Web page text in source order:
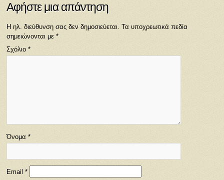
Αφήστε μια απάντηση
Η ηλ. διεύθυνση σας δεν δημοσιεύεται. Τα υποχρεωτικά πεδία
σημειώνονται με *
Σχόλιο *
Όνομα *
Email *